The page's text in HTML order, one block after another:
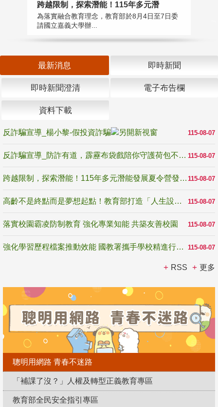
跨越限制，探索潛能！115年多元潛
為落實融合教育理念，教育部於8月4日至7日委
請國立嘉義大學辦...
最新消息 即時新聞
即時新聞澄清 電子布告欄
資料下載
115-08-07
反詐騙宣導_楊小黎-假投資詐騙
115-08-07
反詐騙宣導_防詐有道，霹靂布袋戲陪你守護荷包不受騙
115-08-07
跨越限制，探索潛能！115年多元潛能發展夏令營發掘生命無限可能
115-08-07
高齡不是終點而是夢想起點！教育部打造「人生設計夢工場」 參展第3屆高齡健康產業博覽會
115-08-07
落實校園霸凌防制教育 強化專業知能 共築友善校園
115-08-07
強化學習歷程檔案推動效能 國教署攜手學校精進行政與教學支持
RSS 更多
聰明用網路 青春不迷路
「補課了沒？」人權及轉型正義教育專區
教育部全民安全指引專區